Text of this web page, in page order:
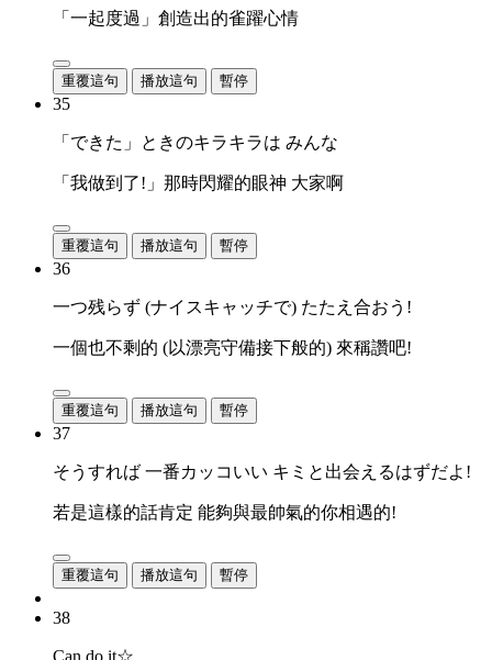
「一起度過」創造出的雀躍心情
重覆這句 播放這句 暫停
35
「できた」ときのキラキラは みんな
「我做到了!」那時閃耀的眼神 大家啊
重覆這句 播放這句 暫停
36
一つ残らず (ナイスキャッチで) たたえ合おう!
一個也不剩的 (以漂亮守備接下般的) 來稱讚吧!
重覆這句 播放這句 暫停
37
そうすれば 一番カッコいい キミと出会えるはずだよ!
若是這樣的話肯定 能夠與最帥氣的你相遇的!
重覆這句 播放這句 暫停
38
Can do it☆